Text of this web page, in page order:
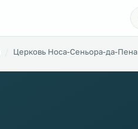
Церковь Носа-Сеньора-да-Пена